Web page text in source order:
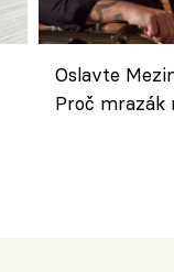
Oslavte
Proč